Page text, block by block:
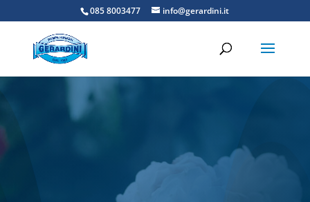
085 8003477 info@gerardini.it